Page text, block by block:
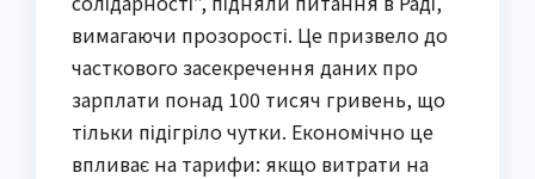
вимагаючи прозорості. Це призвело до
часткового засекречення даних про
зарплати понад 100 тисяч гривень, що
тільки підігріло чутки. Економічно це
впливає на тарифи: якщо витрати на